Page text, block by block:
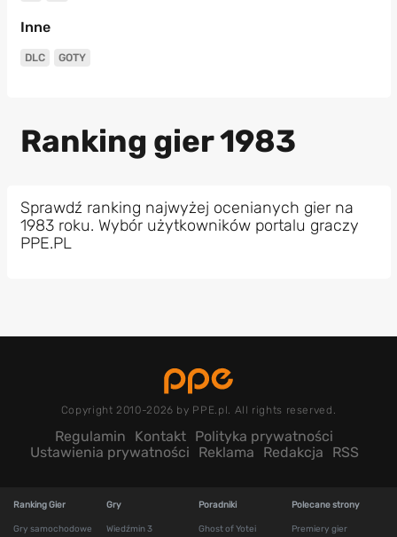
Inne
DLC GOTY
Ranking gier 1983
Sprawdź ranking najwyżej ocenianych gier na
1983 roku. Wybór użytkowników portalu graczy
PPE.PL
Copyright 2010-2026 by PPE.pl. All rights reserved.
Regulamin Kontakt Polityka prywatności
Ustawienia prywatności
Reklama Redakcja RSS
Ranking Gier
Gry samochodowe
Gry
Wiedźmin 3
Poradniki
Ghost of Yotei
Polecane strony
Premiery gier